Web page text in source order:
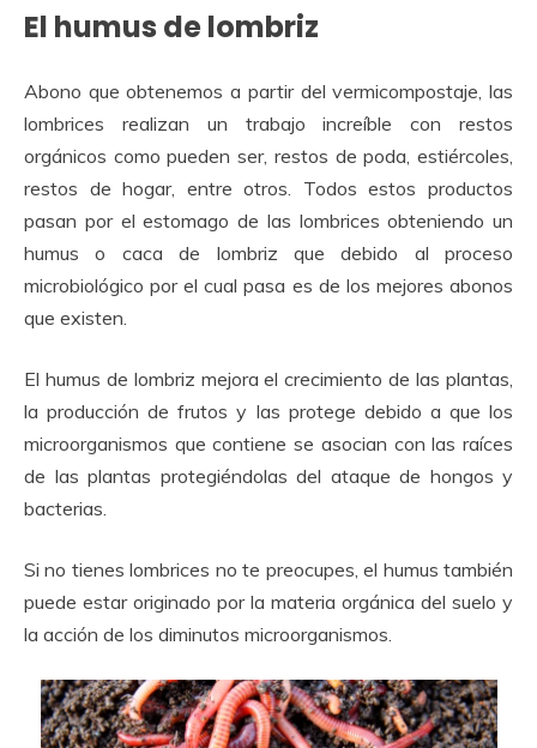
El humus de lombriz
Abono que obtenemos a partir del vermicompostaje, las
lombrices realizan un trabajo increíble con restos
orgánicos como pueden ser, restos de poda, estiércoles,
restos de hogar, entre otros. Todos estos productos
pasan por el estomago de las lombrices obteniendo un
humus o caca de lombriz que debido al proceso
microbiológico por el cual pasa es de los mejores abonos
que existen.
El humus de lombriz mejora el crecimiento de las plantas,
la producción de frutos y las protege debido a que los
microorganismos que contiene se asocian con las raíces
de las plantas protegiéndolas del ataque de hongos y
bacterias.
Si no tienes lombrices no te preocupes, el humus también
puede estar originado por la materia orgánica del suelo y
la acción de los diminutos microorganismos.